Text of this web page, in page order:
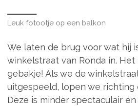
Leuk fotootje op een balkon
We laten de brug voor wat hij
winkelstraat van Ronda in.
gebakje! Als we de
uitgespeeld, lopen we richting
Deze is minder spectaculair